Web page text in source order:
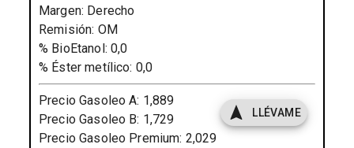
Margen: Derecho
Remisión: OM
% BioEtanol: 0,0
% Éster metílico: 0,0
Precio Gasoleo A: 1,889
Precio Gasoleo B: 1,729
Precio Gasoleo Premium: 2,029
LLÉVAME